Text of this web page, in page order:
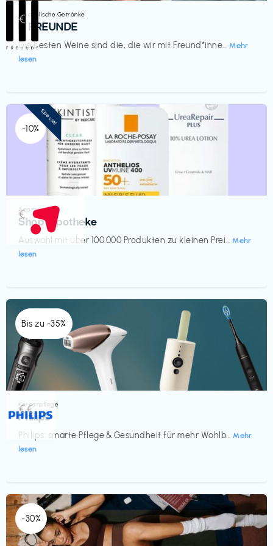
Alkoholische Getränke
III FREUNDE
Die besten Weine sind die, die wir mit Freund*inne... Mehr
lesen
€‎
-10%
Apotheke
Shop Apotheke
Auswahl mit über 100.000 Produkten zu kleinen Prei... Mehr
lesen
€‎
Special
Bis zu -35%
Körperpflege
Philips
Philips: smarte Pflege & Gesundheit für mehr Wohlb... Mehr
lesen
€€‎
-30%